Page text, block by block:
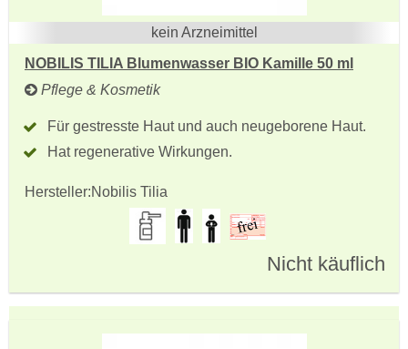
kein Arzneimittel
NOBILIS TILIA Blumenwasser BIO Kamille 50 ml
Pflege & Kosmetik
Für gestresste Haut und auch neugeborene Haut.
Hat regenerative Wirkungen.
Hersteller:Nobilis Tilia
Nicht käuflich